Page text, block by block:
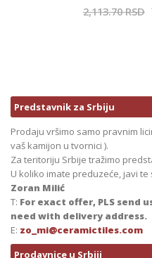
2,113.70RSD
Predstavnik za Srbiju
Prodaju vršimo samo pravnim
vaš kamijon u tvornici ).
Za teritoriju Srbije tražimo
U koliko imate preduzeće, javi te
Zoran Milić
T: For exact offer, PLS send
need with delivery address.
E: zo_mi@ceramictiles.com
Prodavnice u Srbiji